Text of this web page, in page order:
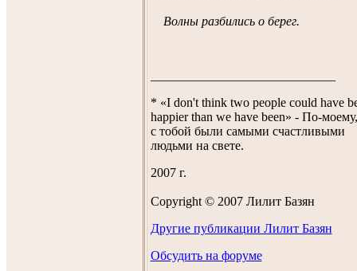
Волны разбились о берег.
* «I don't think two people could have
happier than we have been» - По-
с тобой были самыми счастливыми
людьми на свете.
2007 г.
Copyright © 2007 Лилит Базян
Другие публикации Лилит Базян
Обсудить на форуме